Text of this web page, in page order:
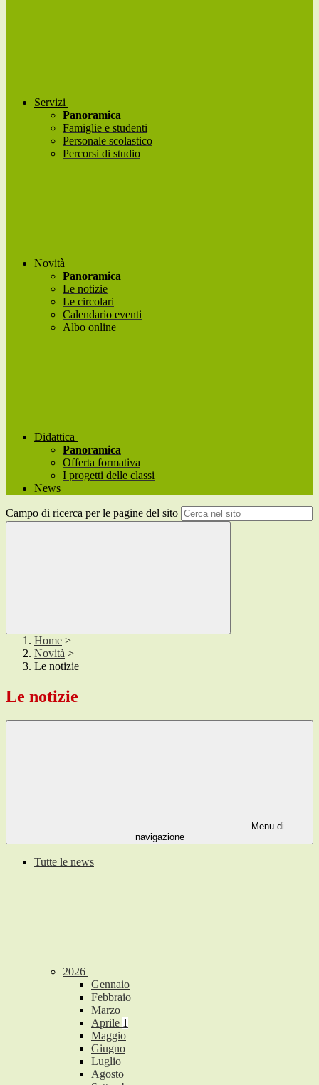
Servizi
Panoramica
Famiglie e studenti
Personale scolastico
Percorsi di studio
Novità
Panoramica
Le notizie
Le circolari
Calendario eventi
Albo online
Didattica
Panoramica
Offerta formativa
I progetti delle classi
News
Campo di ricerca per le pagine del sito
Home >
Novità >
Le notizie
Le notizie
Menu di
navigazione
Tutte le news
2026
Gennaio
Febbraio
Marzo
Aprile 1
Maggio
Giugno
Luglio
Agosto